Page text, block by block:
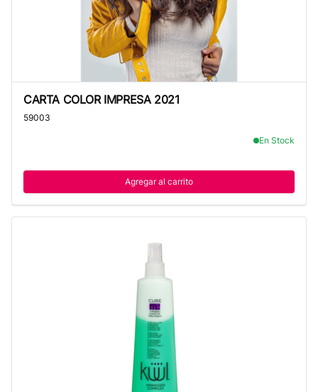
CARTA COLOR IMPRESA 2021
59003
En Stock
Agregar al carrito